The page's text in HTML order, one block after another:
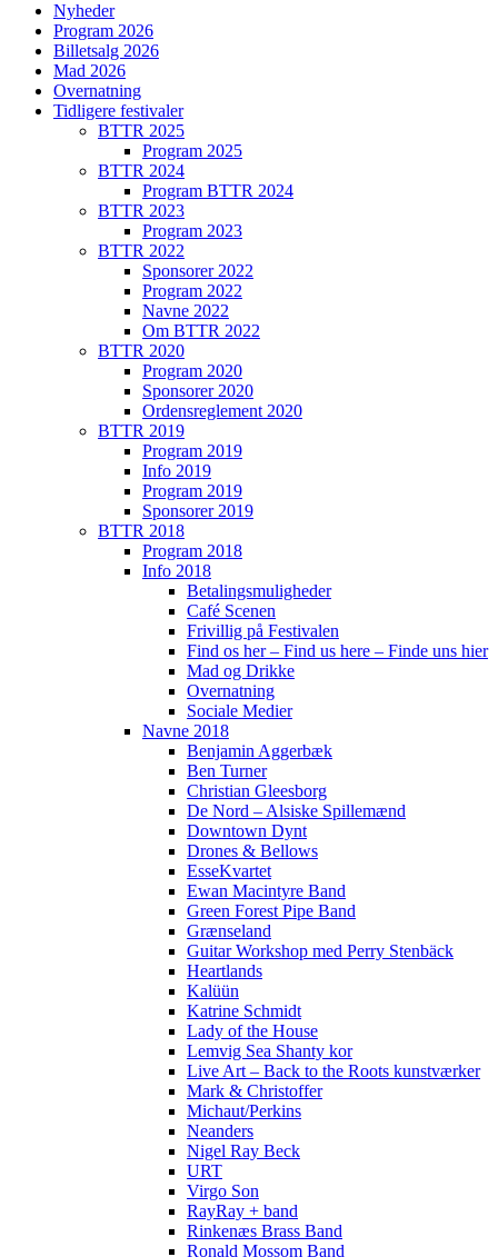
Nyheder
Program 2026
Billetsalg 2026
Mad 2026
Overnatning
Tidligere festivaler
BTTR 2025
Program 2025
BTTR 2024
Program BTTR 2024
BTTR 2023
Program 2023
BTTR 2022
Sponsorer 2022
Program 2022
Navne 2022
Om BTTR 2022
BTTR 2020
Program 2020
Sponsorer 2020
Ordensreglement 2020
BTTR 2019
Program 2019
Info 2019
Program 2019
Sponsorer 2019
BTTR 2018
Program 2018
Info 2018
Betalingsmuligheder
Café Scenen
Frivillig på Festivalen
Find os her – Find us here – Finde uns hier
Mad og Drikke
Overnatning
Sociale Medier
Navne 2018
Benjamin Aggerbæk
Ben Turner
Christian Gleesborg
De Nord – Alsiske Spillemænd
Downtown Dynt
Drones & Bellows
EsseKvartet
Ewan Macintyre Band
Green Forest Pipe Band
Grænseland
Guitar Workshop med Perry Stenbäck
Heartlands
Kalüün
Katrine Schmidt
Lady of the House
Lemvig Sea Shanty kor
Live Art – Back to the Roots kunstværker
Mark & Christoffer
Michaut/Perkins
Neanders
Nigel Ray Beck
URT
Virgo Son
RayRay + band
Rinkenæs Brass Band
Ronald Mossom Band